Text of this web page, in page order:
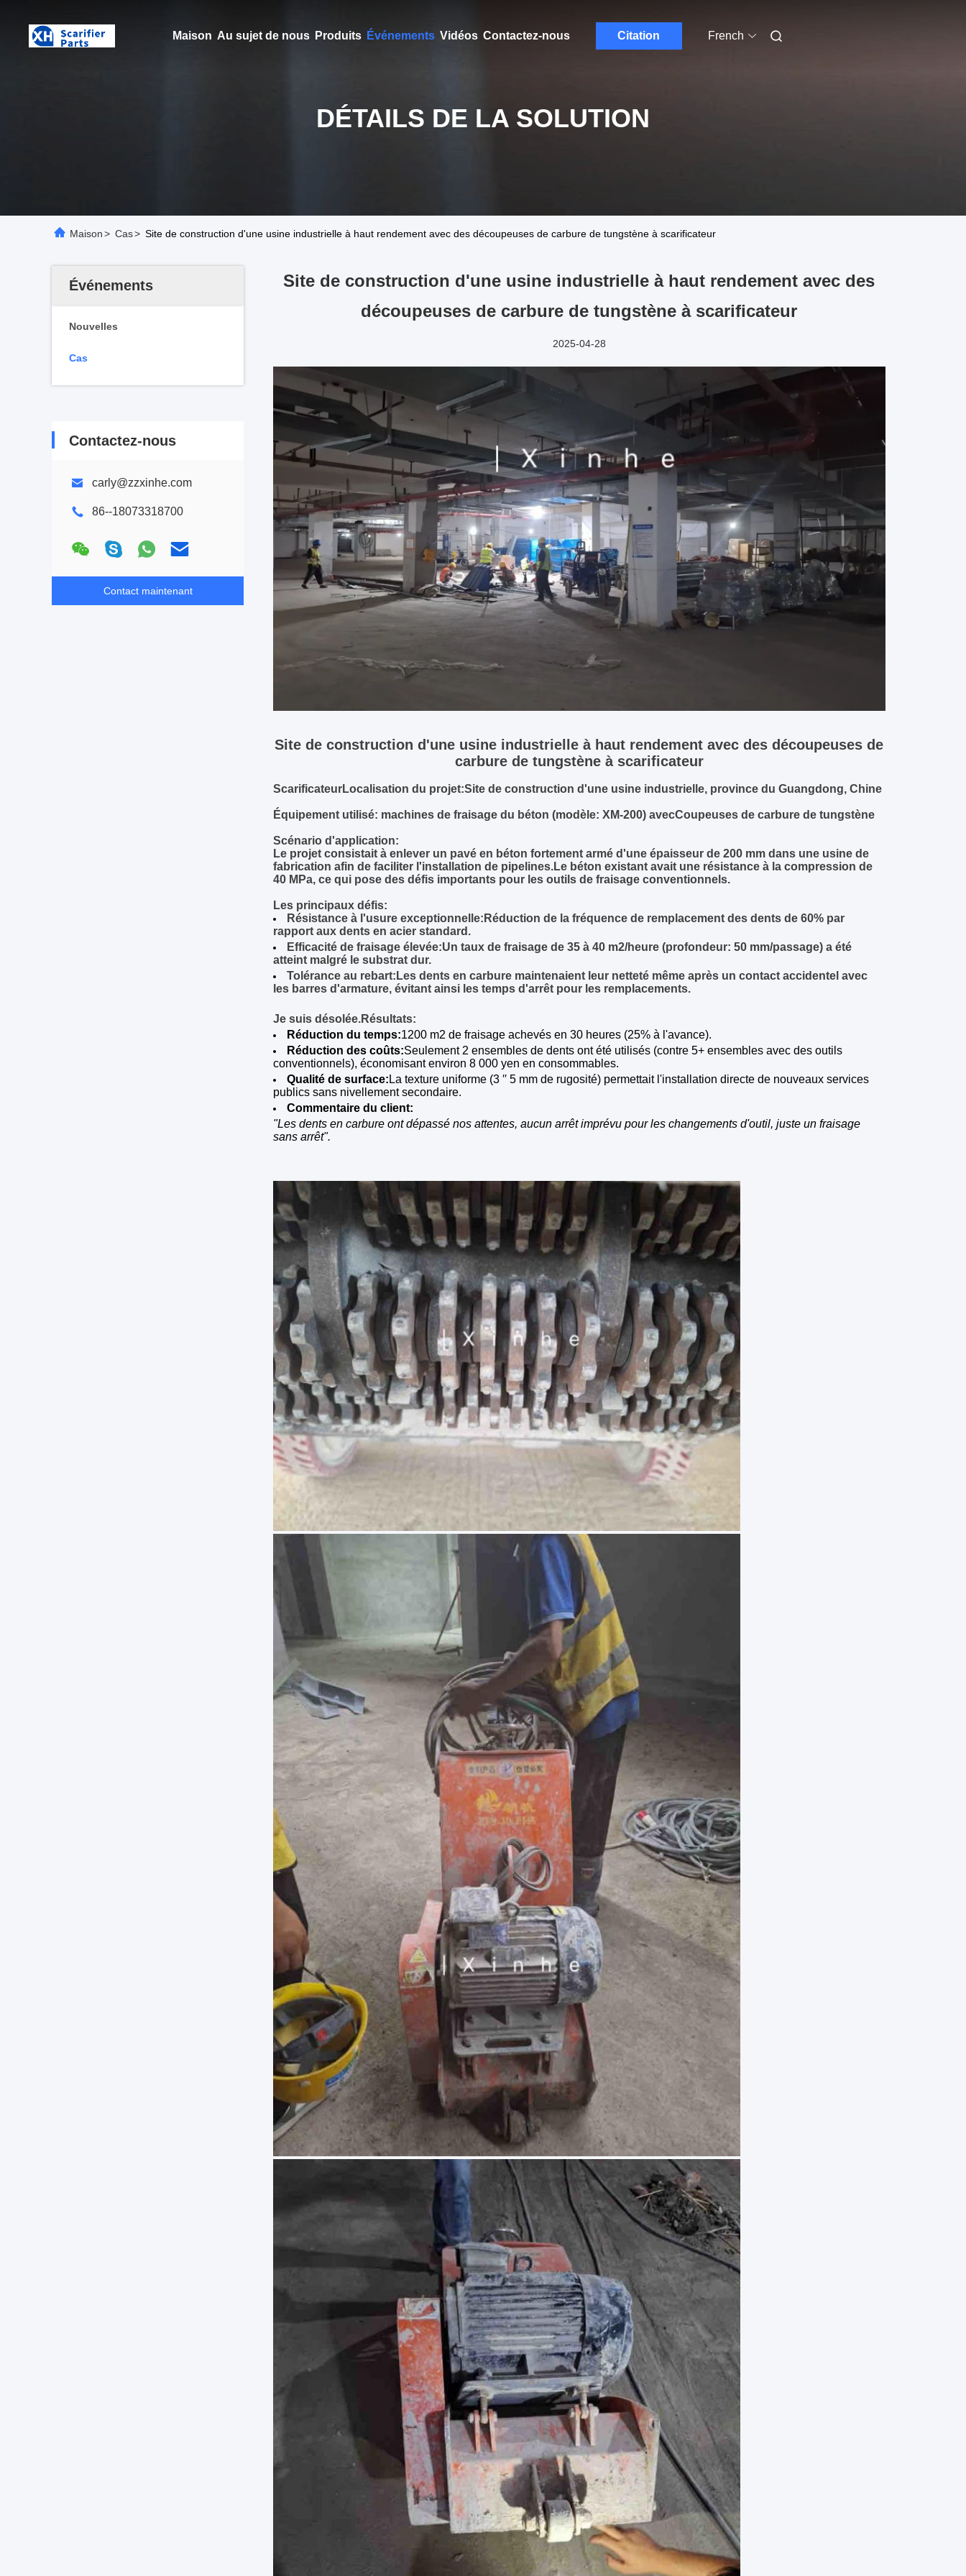
Maison Au sujet de nous Produits Événements Vidéos Contactez-nous Citation French
DÉTAILS DE LA SOLUTION
Maison> Cas> Site de construction d'une usine industrielle à haut rendement avec des découpeuses de carbure de tungstène à scarificateur
Événements
Nouvelles
Cas
Contactez-nous
carly@zzxinhe.com
86--18073318700
Contact maintenant
Site de construction d'une usine industrielle à haut rendement avec des
découpeuses de carbure de tungstène à scarificateur
2025-04-28
Site de construction d'une usine industrielle à haut rendement avec des découpeuses de
carbure de tungstène à scarificateur
ScarificateurLocalisation du projet:Site de construction d'une usine industrielle, province du Guangdong, Chine
Équipement utilisé: machines de fraisage du béton (modèle: XM-200) avecCoupeuses de carbure de tungstène
Scénario d'application:
Le projet consistait à enlever un pavé en béton fortement armé d'une épaisseur de 200 mm dans une usine de
fabrication afin de faciliter l'installation de pipelines.Le béton existant avait une résistance à la compression de
40 MPa, ce qui pose des défis importants pour les outils de fraisage conventionnels.
Les principaux défis:
Résistance à l'usure exceptionnelle: Réduction de la fréquence de remplacement des dents de 60% par
rapport aux dents en acier standard.
Efficacité de fraisage élevée:Un taux de fraisage de 35 à 40 m2/heure (profondeur: 50 mm/passage) a été
atteint malgré le substrat dur.
Tolérance au rebart: Les dents en carbure maintenaient leur netteté même après un contact accidentel avec
les barres d'armature, évitant ainsi les temps d'arrêt pour les remplacements.
Je suis désolée.Résultats:
Réduction du temps:1200 m2 de fraisage achevés en 30 heures (25% à l'avance).
Réduction des coûts:Seulement 2 ensembles de dents ont été utilisés (contre 5+ ensembles avec des outils
conventionnels), économisant environ 8 000 yen en consommables.
Qualité de surface: La texture uniforme (3 ′′ 5 mm de rugosité) permettait l'installation directe de nouveaux services
publics sans nivellement secondaire.
Commentaire du client:
"Les dents en carbure ont dépassé nos attentes, aucun arrêt imprévu pour les changements d'outil, juste un fraisage
sans arrêt".